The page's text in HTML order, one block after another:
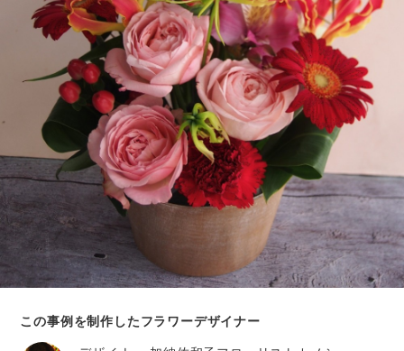
この事例を制作したフラワーデザイナー